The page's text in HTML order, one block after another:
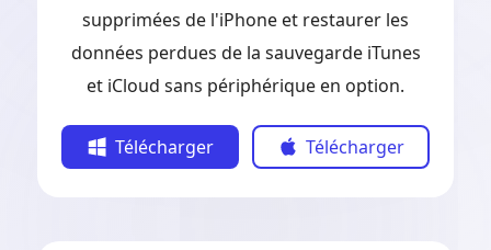
supprimées de l'iPhone et restaurer les
données perdues de la sauvegarde iTunes
et iCloud sans périphérique en option.
Télécharger Télécharger